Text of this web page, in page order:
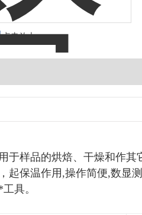
点击放大
于样品的烘焙、干燥和作
起保温作用,操作简便,数显
具。